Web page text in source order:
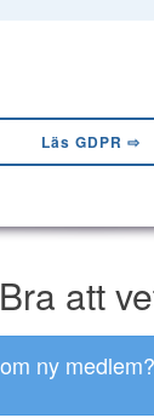
Läs GDPR ⇨
Bra att
ny